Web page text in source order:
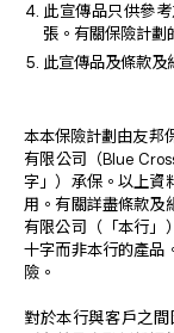
此宣傳品只供參
張。有關保險計劃
此宣傳品及條款及
本本保險計劃由友邦
有限公司（Blue
字」）承保。以上資
用。有關詳盡條款及
有限公司（「本行」
十字而非本行的產品
險。
對於本行與客戶之